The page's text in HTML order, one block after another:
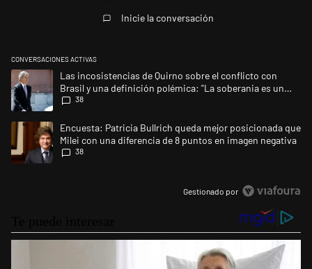
Inicie la conversación
CONVERSACIONES ACTIVAS
Este listado muestra los artículos con más comentarios en los últimos
Un artículo de tendencia con el título "Las incosistencias de Quirno
Las incosistencias de Quirno sobre el conflicto con
Brasil y una definición polémica: "La soberania es un
concepto antiguo"
38
Un artículo de tendencia con el título "Encuesta: Patricia Bullrich
Encuesta: Patricia Bullrich queda mejor posicionada que
Milei con una diferencia de 8 puntos en imagen negativa
38
Gestionado por